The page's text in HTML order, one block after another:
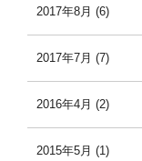
2017年8月 (6)
2017年7月 (7)
2016年4月 (2)
2015年5月 (1)